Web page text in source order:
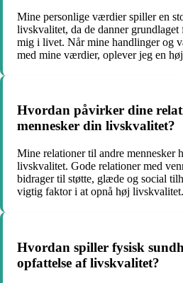
Mine personlige værdier spiller en
livskvalitet, da de danner
mig i livet. Når mine handlinger og
med mine værdier, oplever jeg en
Hvordan påvirker dine
mennesker din livskvalitet?
Mine relationer til andre mennesker
livskvalitet. Gode relationer med
bidrager til støtte, glæde og social
vigtig faktor i at opnå høj livskvalitet.
Hvordan spiller fysisk
opfattelse af livskvalitet?